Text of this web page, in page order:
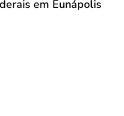
em Eunápolis